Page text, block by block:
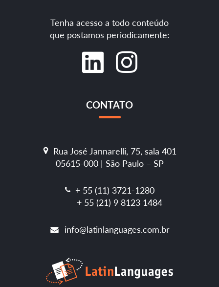
Tenha acesso a todo conteúdo
que postamos periodicamente:
CONTATO
Rua José Jannarelli, 75, sala 401
05615-000 | São Paulo – SP
+ 55 (11) 3721-1280
+ 55 (21) 9 8123 1484
info@latinlanguages.com.br